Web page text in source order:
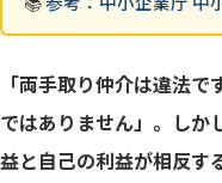
「両手取り仲介は違法
ではありません」。しか
益と自己の利益が相反す